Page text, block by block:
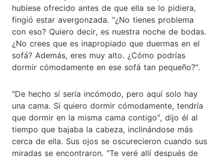
hubiese ofrecido antes de que ella se lo pidiera,
fingió estar avergonzada. "¿No tienes problema
con eso? Quiero decir, es nuestra noche de bodas.
¿No crees que es inapropiado que duermas en el
sofá? Además, eres muy alto. ¿Cómo podrías
dormir cómodamente en ese sofá tan pequeño?".
"De hecho sí sería incómodo, pero aquí solo hay
una cama. Si quiero dormir cómodamente, tendría
que dormir en la misma cama contigo", dijo él al
tiempo que bajaba la cabeza, inclinándose más
cerca de ella. Sus ojos se oscurecieron cuando sus
miradas se encontraron. "Te veré allí después de